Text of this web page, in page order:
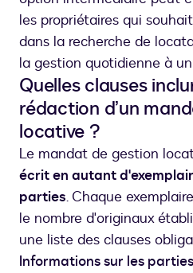
les propriétaires qui
dans la recherche de
la gestion quotidienne à
Quelles clauses
rédaction d’un
locative ?
Le mandat de gestion
écrit en autant
parties. Chaque
le nombre d'originaux
une liste des clauses
Informations sur les